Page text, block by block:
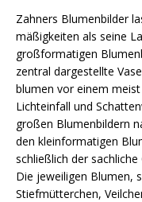
Zahners Blumenbilder
mäßig­keiten als seine
großformatigen
zentral dargestellte
blumen vor einem
Lichteinfall und
großen Blumenbildern
den kleinformatigen
schließlich der
Die je­wei­ligen Blumen,
Stiefmütterchen,